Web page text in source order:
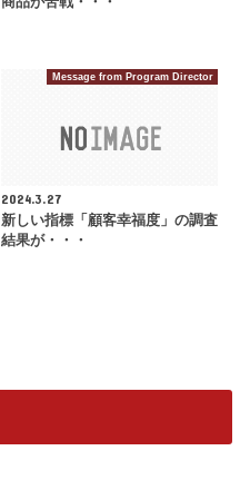
Message from Program Director
2024.3.27
新しい指標「顧客幸福度」の調査
結果が・・・